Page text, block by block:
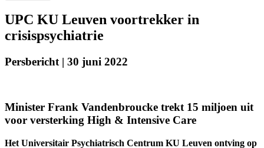
UPC KU Leuven voortrekker in
crisispsychiatrie
Persbericht | 30 juni 2022
Minister Frank Vandenbroucke trekt 15 miljoen uit
voor versterking High & Intensive Care
Het Universitair Psychiatrisch Centrum KU Leuven ontving op